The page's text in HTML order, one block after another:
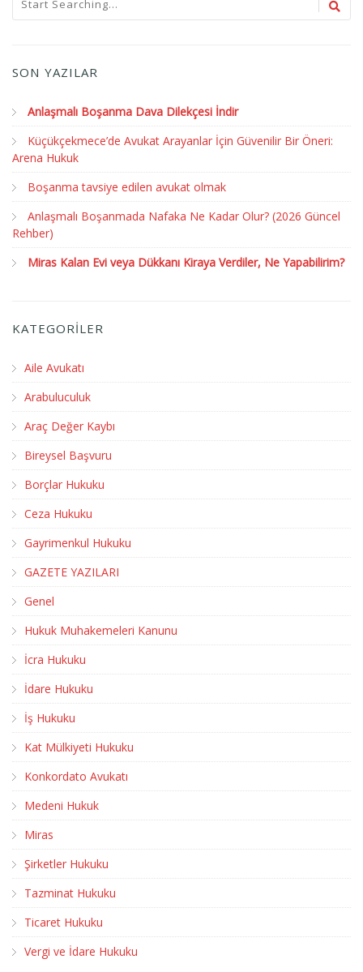
SON YAZILAR
Anlaşmalı Boşanma Dava Dilekçesi İndir
Küçükçekmece’de Avukat Arayanlar İçin Güvenilir Bir Öneri:
Arena Hukuk
Boşanma tavsiye edilen avukat olmak
Anlaşmalı Boşanmada Nafaka Ne Kadar Olur? (2026 Güncel
Rehber)
Miras Kalan Evi veya Dükkanı Kiraya Verdiler, Ne Yapabilirim?
KATEGORİLER
Aile Avukatı
Arabuluculuk
Araç Değer Kaybı
Bireysel Başvuru
Borçlar Hukuku
Ceza Hukuku
Gayrimenkul Hukuku
GAZETE YAZILARI
Genel
Hukuk Muhakemeleri Kanunu
İcra Hukuku
İdare Hukuku
İş Hukuku
Kat Mülkiyeti Hukuku
Konkordato Avukatı
Medeni Hukuk
Miras
Şirketler Hukuku
Tazminat Hukuku
Ticaret Hukuku
Vergi ve İdare Hukuku